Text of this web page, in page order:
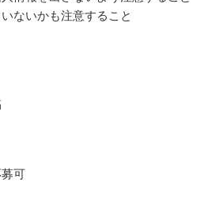
ないかも注意すること
可